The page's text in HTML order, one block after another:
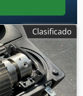
Clasificado